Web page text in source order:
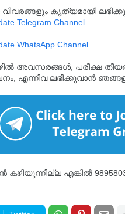
വിവരങ്ങളും കൃത്യമായി
Telegram Channel
WhatsApp Channel
അവസരങ്ങൾ, പരീക്ഷ തീയതി,
എന്നിവ ലഭിക്കുവാൻ
കഴിയുന്നില്ല എങ്കിൽ